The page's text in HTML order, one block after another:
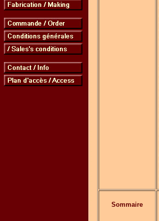
Sommaire